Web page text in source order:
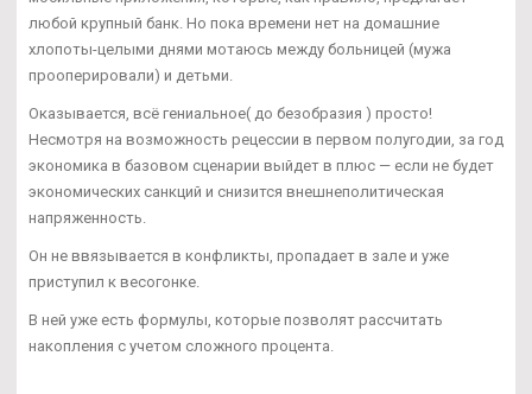
любой крупный банк. Но пока времени нет на домашние
хлопоты-целыми днями мотаюсь между больницей (мужа
прооперировали) и детьми.
Оказывается, всё гениальное( до безобразия ) просто!
Несмотря на возможность рецессии в первом полугодии, за год
экономика в базовом сценарии выйдет в плюс — если не будет
экономических санкций и снизится внешнеполитическая
напряженность.
Он не ввязывается в конфликты, пропадает в зале и уже
приступил к весогонке.
В ней уже есть формулы, которые позволят рассчитать
накопления с учетом сложного процента.